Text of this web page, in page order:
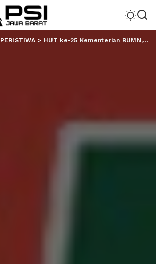
PERISTIWA> HUT ke-25 Kementerian BUMN, 2000 Peserta Ramaikan Jalan Sehat Semen Baturaja